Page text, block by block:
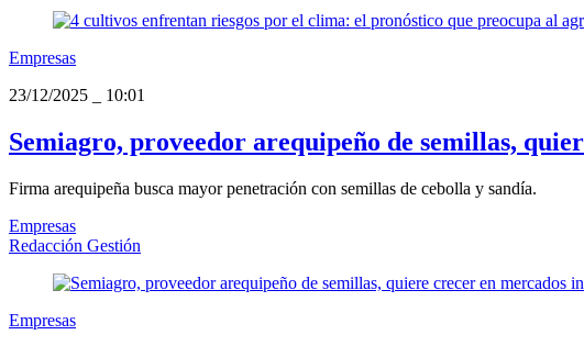
Empresas
23/12/2025
10:01
Semiagro, proveedor arequipeño de semillas,
Firma arequipeña busca mayor penetración con semillas de cebolla y sandía.
Empresas
Redacción Gestión
Empresas